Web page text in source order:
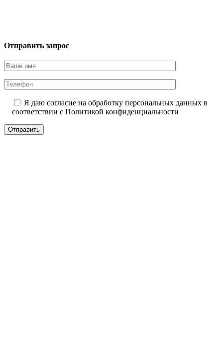
Отправить запрос
Я даю согласие на обработку персональных данных в
соответствии с Политикой конфиденциальности